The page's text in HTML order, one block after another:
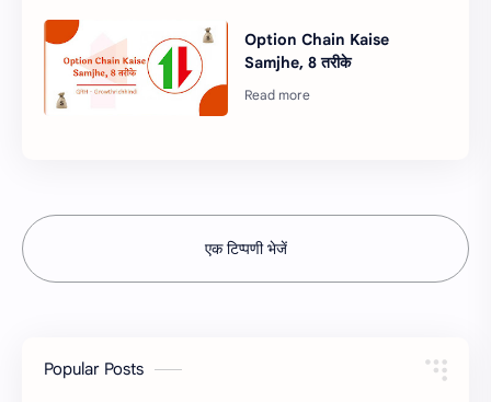
Option Chain Kaise
Samjhe, 8 तरीके
एक टिप्पणी भेजें
Popular Posts